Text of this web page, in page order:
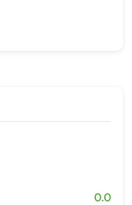
небом
0.0